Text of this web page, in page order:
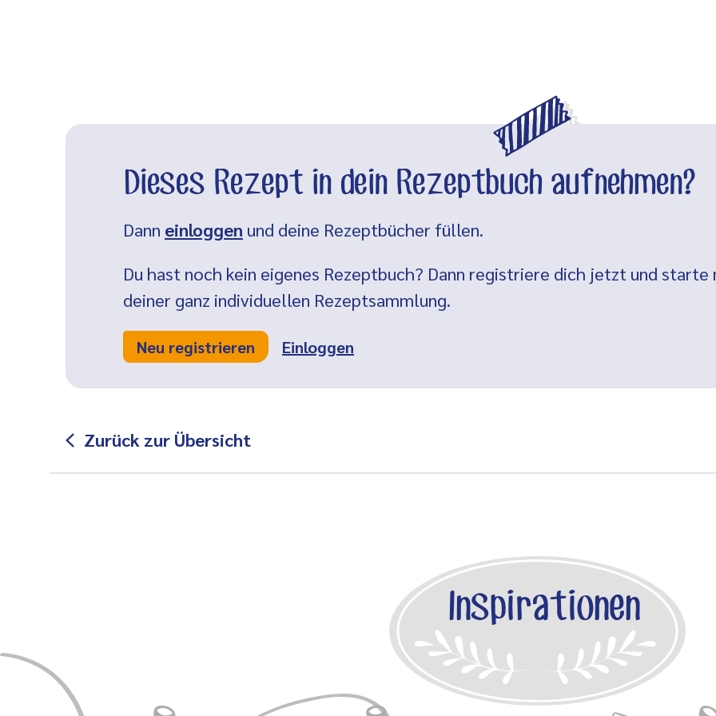
Dieses Rezept in dein Rezeptbuch aufnehmen?
Dann einloggen und deine Rezeptbücher füllen.
Du hast noch kein eigenes Rezeptbuch? Dann registriere dich jetzt und starte
deiner ganz individuellen Rezeptsammlung.
Neu registrieren Einloggen
Zurück zur Übersicht
Inspirationen